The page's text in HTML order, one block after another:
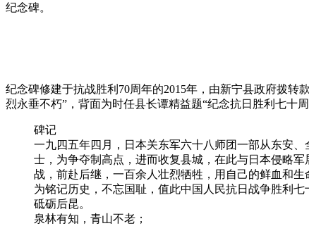
纪念碑。
纪念碑修建于抗战胜利70周年的2015年，由新宁县政府拨
烈永垂不朽”，背面为时任县长谭精益题“纪念抗日胜利七十
碑记
一九四五年四月，日本关东军六十八师团一部从东安
士，为争夺制高点，进而收复县城，在此与日本侵略
战，前赴后继，一百余人壮烈牺牲，用自己的鲜血和
为铭记历史，不忘国耻，值此中国人民抗日战争胜利
砥砺后昆。
泉林有知，青山不老；